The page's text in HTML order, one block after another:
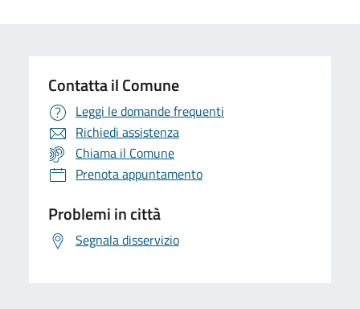
Contatta il Comune
Leggi le domande frequenti
Richiedi assistenza
Chiama il Comune
Prenota appuntamento
Problemi in città
Segnala disservizio